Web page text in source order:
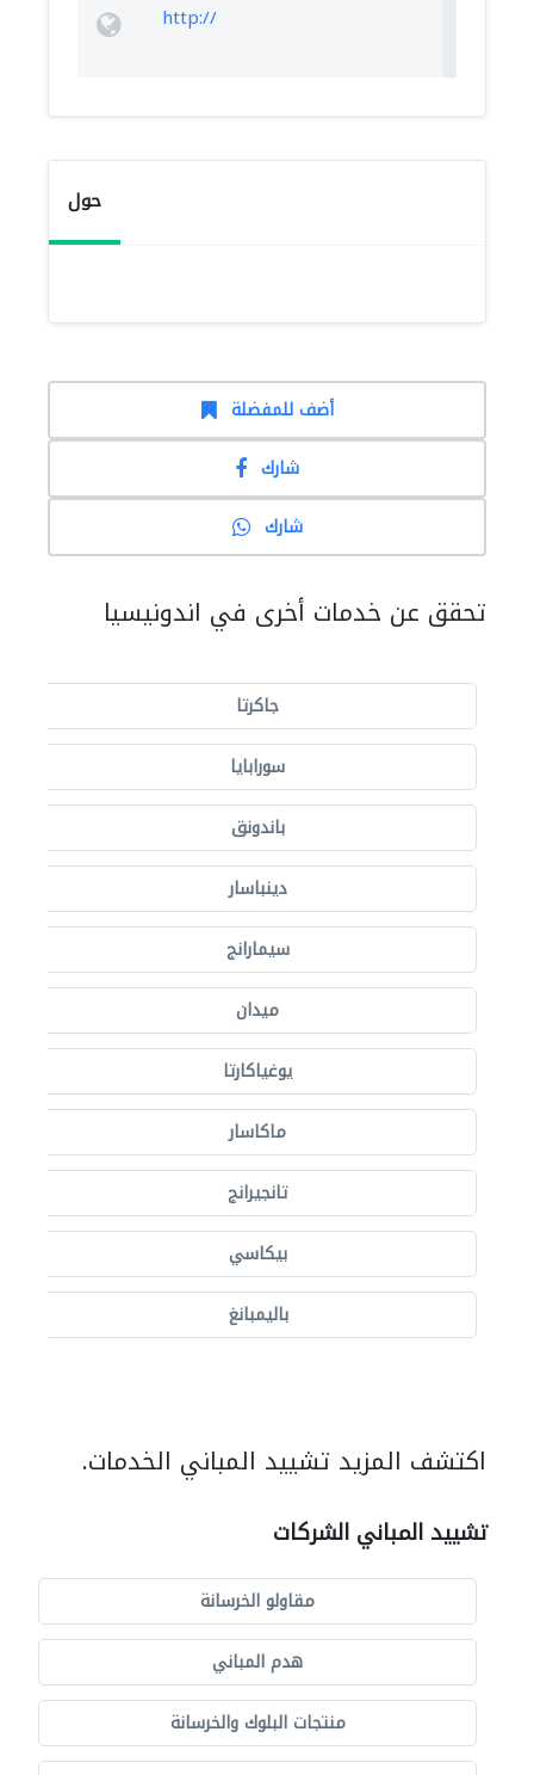
http://
حول
أضف للمفضلة
شارك
شارك
تحقق عن خدمات أخرى في اندونيسيا
جاكرتا
سورابايا
باندونق
دينباسار
سيمارانج
ميدان
يوغياكارتا
ماكاسار
تانجيرانج
بيكاسي
باليمبانغ
اكتشف المزيد تشييد المباني الخدمات.
تشييد المباني الشركات
مقاولو الخرسانة
هدم المباني
منتجات البلوك والخرسانة